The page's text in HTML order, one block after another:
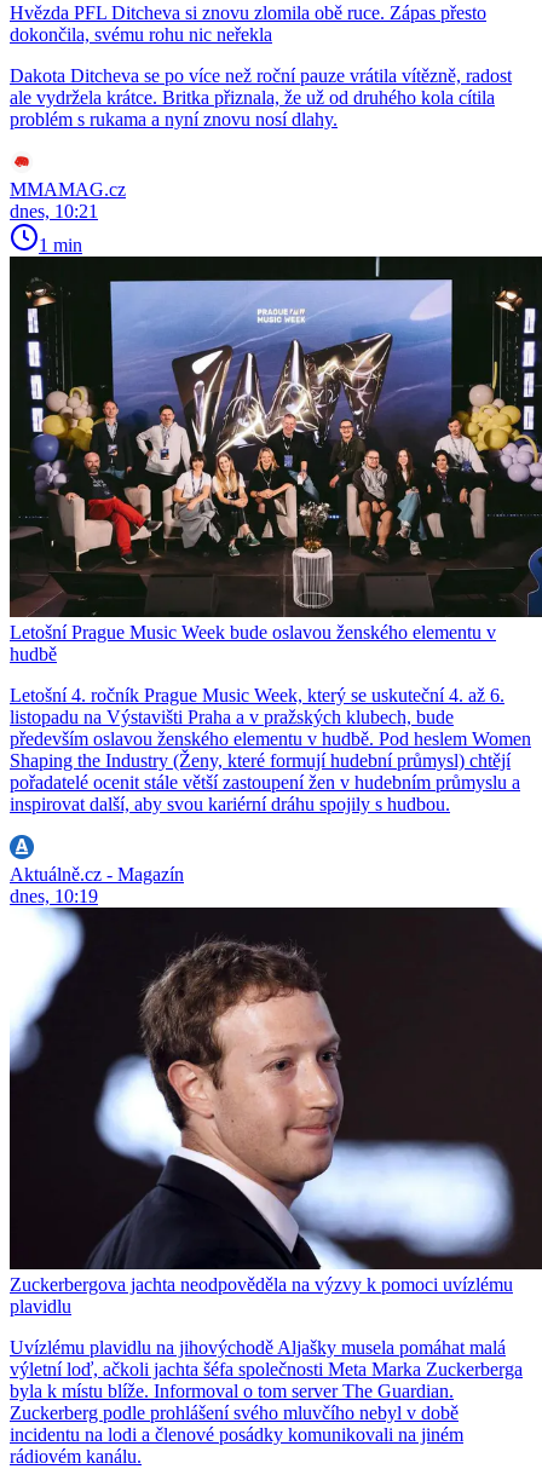
Hvězda PFL Ditcheva si znovu zlomila obě ruce. Zápas přesto
dokončila, svému rohu nic neřekla
Dakota Ditcheva se po více než roční pauze vrátila vítězně, radost
ale vydržela krátce. Britka přiznala, že už od druhého kola cítila
problém s rukama a nyní znovu nosí dlahy.
MMAMAG.cz
dnes, 10:21
1 min
Letošní Prague Music Week bude oslavou ženského elementu v
hudbě
Letošní 4. ročník Prague Music Week, který se uskuteční 4. až 6.
listopadu na Výstavišti Praha a v pražských klubech, bude
především oslavou ženského elementu v hudbě. Pod heslem Women
Shaping the Industry (Ženy, které formují hudební průmysl) chtějí
pořadatelé ocenit stále větší zastoupení žen v hudebním průmyslu a
inspirovat další, aby svou kariérní dráhu spojily s hudbou.
Aktuálně.cz - Magazín
dnes, 10:19
Zuckerbergova jachta neodpověděla na výzvy k pomoci uvízlému
plavidlu
Uvízlému plavidlu na jihovýchodě Aljašky musela pomáhat malá
výletní loď, ačkoli jachta šéfa společnosti Meta Marka Zuckerberga
byla k místu blíže. Informoval o tom server The Guardian.
Zuckerberg podle prohlášení svého mluvčího nebyl v době
incidentu na lodi a členové posádky komunikovali na jiném
rádiovém kanálu.